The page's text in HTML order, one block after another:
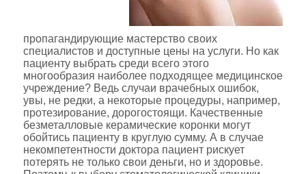
пропагандирующие мастерство своих
специалистов и доступные цены на услуги. Но как
пациенту выбрать среди всего этого
многообразия наиболее подходящее медицинское
учреждение? Ведь случаи врачебных ошибок,
увы, не редки, а некоторые процедуры, например,
протезирование, дорогостоящи. Качественные
безметалловые керамические коронки могут
обойтись пациенту в круглую сумму. А в случае
некомпетентности доктора пациент рискует
потерять не только свои деньги, но и здоровье.